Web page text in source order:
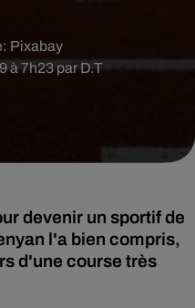
à 7h23 par D.T
Pixabay
devenir un sportif de
l'a bien compris,
d'une course très